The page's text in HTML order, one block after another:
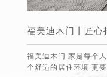
福美迪木门 家是每个
个舒适的居住环境 更